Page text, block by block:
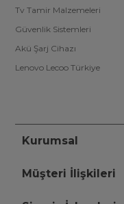
Tv Tamir Malzemeleri
Güvenlik Sistemleri
Akü Şarj Cihazı
Lenovo Lecoo Türkiye
Kurumsal
Müşteri İlişkileri